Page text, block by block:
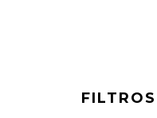
FILTROS